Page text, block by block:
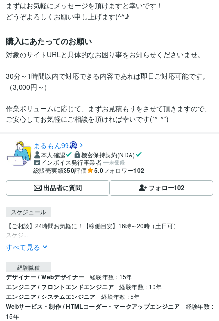
まずはお気軽にメッセージを頂けますと幸いです！
どうぞよろしくお願い申し上げます(^^♪
購入にあたってのお願い
対象のサイトURLと具体的なお困り事をお知らせくださいませ。
30分～1時間以内で対応できる内容であれば即日ご対応可能です。
（3,000円～）
作業ボリュームに応じて、まずお見積もりをさせて頂きますので、
ご安心してお気軽にご相談を頂ければ幸いです(*^-^*)
まるもん99
本人確認
機密保持契約(NDA)
インボイス発行事業者
未登録
総販売実績350評価 5.0フォロワー102
出品者に質問 フォロー102
スケジュール
【ご相談】24時間お気軽に！【稼働目安】16時～20時（土日可）
スケジ...
すべて見る
経験職種
デザイナー / Webデザイナー 経験年数 : 15年
エンジニア / フロントエンドエンジニア 経験年数 : 10年
エンジニア / システムエンジニア 経験年数 : 5年
Webサービス・制作 / HTMLコーダー・マークアップエンジニア
経験年数 :
15年